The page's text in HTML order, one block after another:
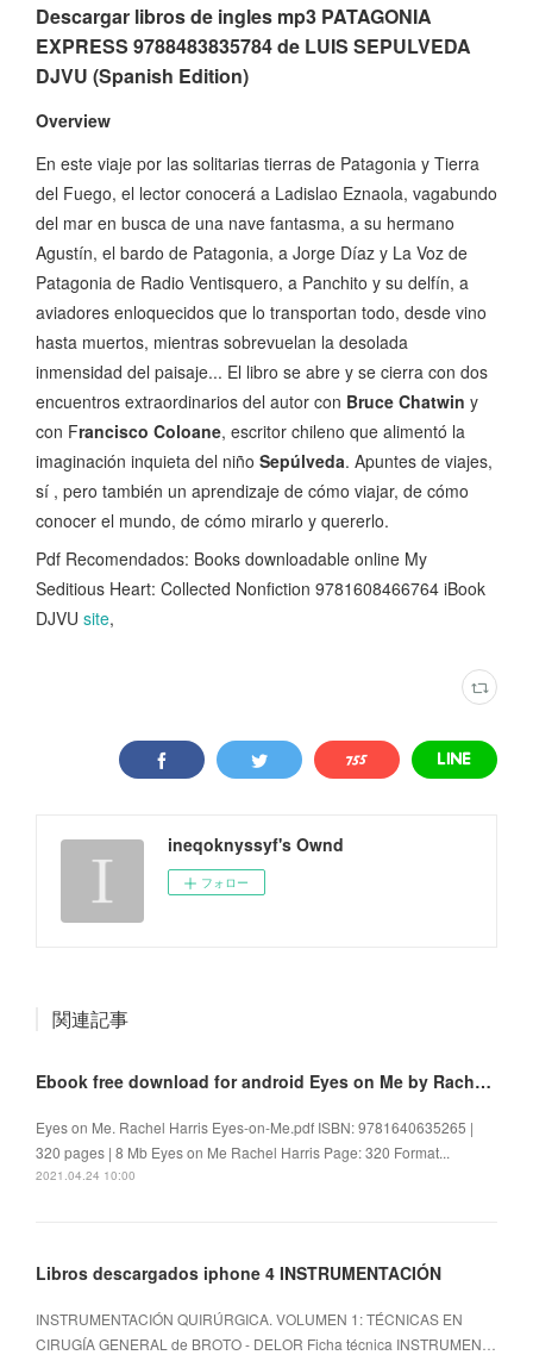
Descargar libros de ingles mp3 PATAGONIA
EXPRESS 9788483835784 de LUIS SEPULVEDA
DJVU (Spanish Edition)
Overview
En este viaje por las solitarias tierras de Patagonia y Tierra
del Fuego, el lector conocerá a Ladislao Eznaola, vagabundo
del mar en busca de una nave fantasma, a su hermano
Agustín, el bardo de Patagonia, a Jorge Díaz y La Voz de
Patagonia de Radio Ventisquero, a Panchito y su delfín, a
aviadores enloquecidos que lo transportan todo, desde vino
hasta muertos, mientras sobrevuelan la desolada
inmensidad del paisaje... El libro se abre y se cierra con dos
encuentros extraordinarios del autor con Bruce Chatwin y
con Francisco Coloane, escritor chileno que alimentó la
imaginación inquieta del niño Sepúlveda. Apuntes de viajes,
sí , pero también un aprendizaje de cómo viajar, de cómo
conocer el mundo, de cómo mirarlo y quererlo.
Pdf Recomendados: Books downloadable online My
Seditious Heart: Collected Nonfiction 9781608466764 iBook
DJVU site,
ineqoknyssyf's Ownd
フォロー
関連記事
Ebook free download for android Eyes on Me by Rachel Harris 9781640635265
Eyes on Me. Rachel Harris Eyes-on-Me.pdf ISBN: 9781640635265 |
320 pages | 8 Mb Eyes on Me Rachel Harris Page: 320 Format...
2021.04.24 10:00
Libros descargados iphone 4 INSTRUMENTACIÓN
INSTRUMENTACIÓN QUIRÚRGICA. VOLUMEN 1: TÉCNICAS EN
CIRUGÍA GENERAL de BROTO - DELOR Ficha técnica INSTRUMEN…